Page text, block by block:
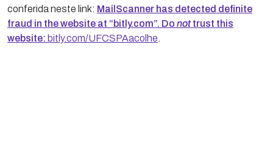
conferida neste link: MailScanner has detected definite
fraud in the website at “bitly.com”. Do nottrust this
website: bitly.com/UFCSPAacolhe